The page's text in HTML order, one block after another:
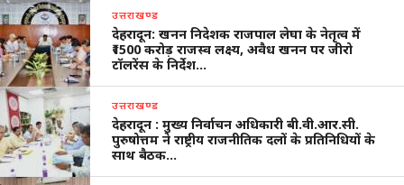
उत्तराखण्ड
देहरादून: खनन निदेशक राजपाल लेघा के नेतृत्व में
₹1500 करोड़ राजस्व लक्ष्य, अवैध खनन पर जीरो
टॉलरेंस के निर्देश…
उत्तराखण्ड
देहरादून : मुख्य निर्वाचन अधिकारी बी.वी.आर.सी.
पुरुषोत्तम ने राष्ट्रीय राजनीतिक दलों के प्रतिनिधियों के
साथ बैठक…